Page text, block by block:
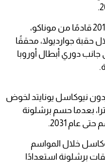
ووصل سيلفا إلى السيتي عام 2017 قادمًا من موناكو،
حقبة جوارديولا، محققًا
جانب دوري أبطال أوروبا
نيوكاسل يونايتد لخوض
بعدما حسم برشلونة
عام 2031.
خلال المواسم
برشلونة استعدادًا